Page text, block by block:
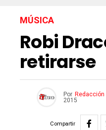
MÚSICA
Robi
retirarse
Por
2015
Compartir